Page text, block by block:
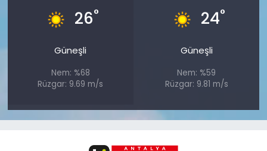
26°
Güneşli
Nem: %68
Rüzgar: 9.69 m/s
24°
Güneşli
Nem: %59
Rüzgar: 9.81 m/s